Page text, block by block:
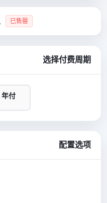
已售罄
选择付费周期
年付
配置选项